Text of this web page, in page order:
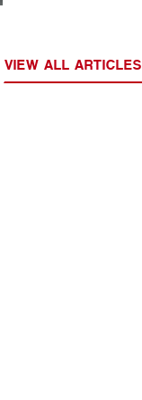
VIEW ALL ARTICLES